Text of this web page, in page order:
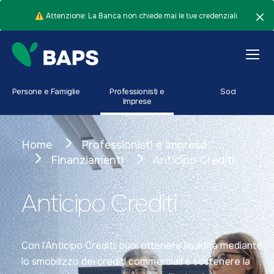
⚠️ Attenzione: La Banca non chiede mai le tue credenziali.
Persone e Famiglie
Professionisti e
Imprese
Soci
Home
Professionisti e Imprese
Finanziamenti
Anticipo Crediti
Anticipo Crediti
Con l’Anticipo Crediti, puoi ottenere liquidità mediante
lo smobilizzo dei crediti commerciali e sostenere la